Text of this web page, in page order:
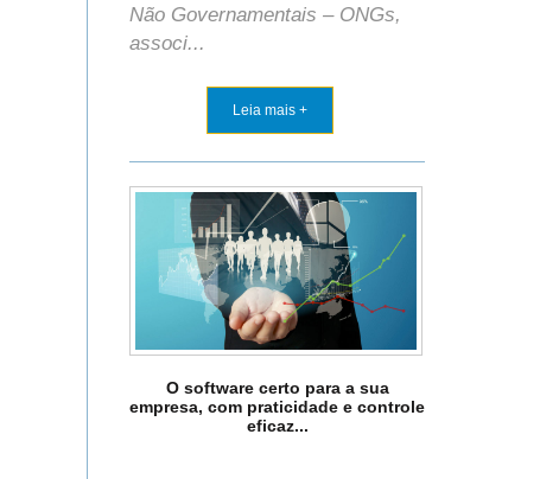
Não Governamentais – ONGs,
associ...
Leia mais +
O software certo para a sua
empresa, com praticidade e controle
eficaz...